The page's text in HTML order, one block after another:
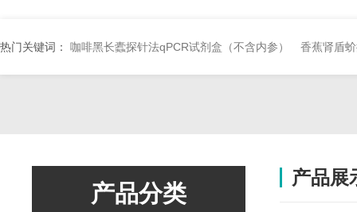
热门关键词： 咖啡黑长蠹探针法qPCR试剂盒（不含内参） 香蕉肾盾
产品分类
产品展